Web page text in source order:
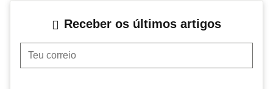
Receber os últimos artigos
Teu correio